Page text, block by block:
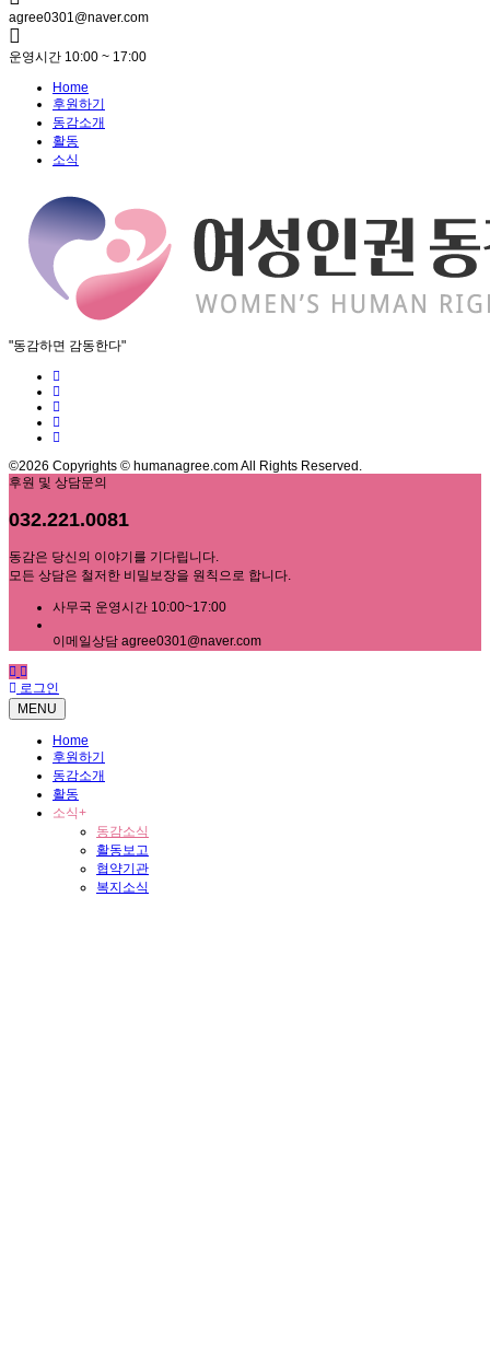
agree0301@naver.com
운영시간 10:00 ~ 17:00
Home
후원하기
동감소개
활동
소식
"동감하면 감동한다"
©2026 Copyrights © humanagree.com All Rights Reserved.
후원 및 상담문의
032.221.0081
동감은 당신의 이야기를 기다립니다.
모든 상담은 철저한 비밀보장을 원칙으로 합니다.
사무국 운영시간 10:00~17:00
이메일상담 agree0301@naver.com
로그인
MENU
Home
후원하기
동감소개
활동
소식+
동감소식
활동보고
협약기관
복지소식